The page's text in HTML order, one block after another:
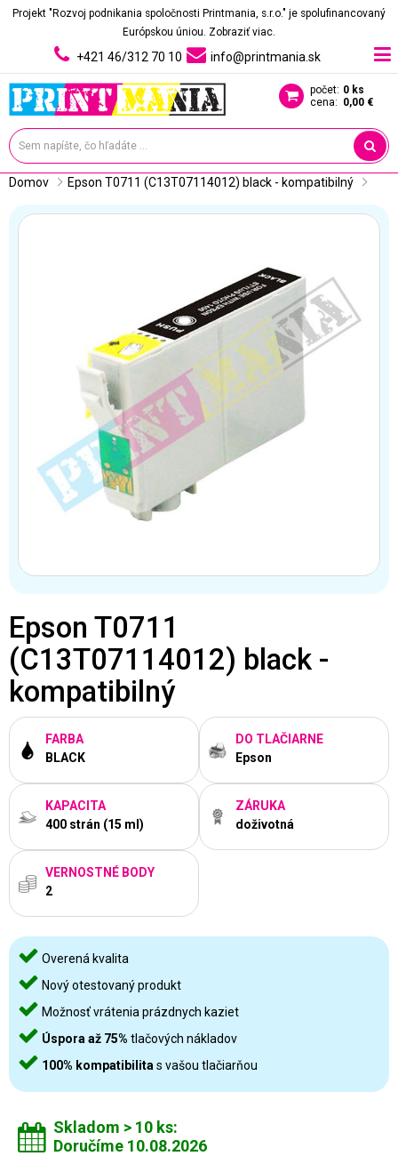
Projekt "Rozvoj podnikania spoločnosti Printmania, s.r.o." je spolufinancovaný
Európskou úniou. Zobraziť viac.
+421 46/312 70 10 info@printmania.sk
počet: 0 ks
cena: 0,00 €
Domov Epson T0711 (C13T07114012) black - kompatibilný
Epson T0711
(C13T07114012) black -
kompatibilný
FARBA
BLACK
DO TLAČIARNE
Epson
KAPACITA
400 strán (15 ml)
ZÁRUKA
doživotná
VERNOSTNÉ BODY
2
Overená kvalita
Nový otestovaný produkt
Možnosť vrátenia prázdnych kaziet
Úspora až 75% tlačových nákladov
100% kompatibilita s vašou tlačiarňou
Skladom > 10 ks:
Doručíme 10.08.2026